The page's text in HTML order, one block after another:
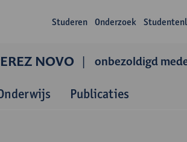
Studeren Onderzoek
NOVO onbezoldigd
Publicaties